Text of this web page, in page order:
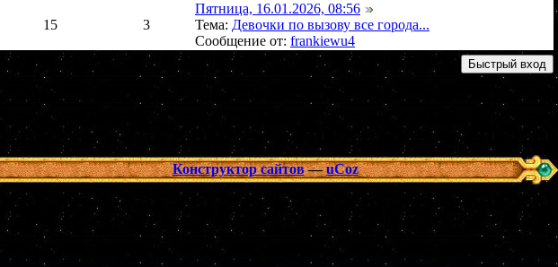
15 3
Пятница, 16.01.2026, 08:56
Тема: Девочки по вызову все города...
Сообщение от: frankiewu4
Конструктор сайтов—uCoz